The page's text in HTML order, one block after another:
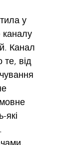
у
каналу
Канал
те, від
які